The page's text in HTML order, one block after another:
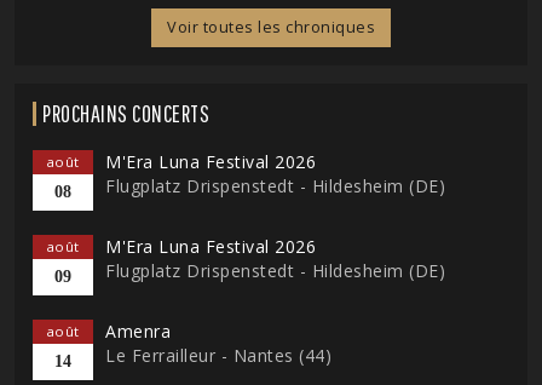
Voir toutes les chroniques
PROCHAINS CONCERTS
août
08
M'Era Luna Festival 2026
Flugplatz Drispenstedt - Hildesheim (DE)
août
09
M'Era Luna Festival 2026
Flugplatz Drispenstedt - Hildesheim (DE)
août
14
Amenra
Le Ferrailleur - Nantes (44)